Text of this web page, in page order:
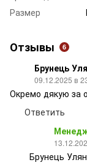
Размер
Отзывы 6
Брунець
09.12.2025 в
Окремо дякую за
Ответить
Брунець